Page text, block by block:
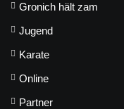
Gronich hält zam
Jugend
Karate
Online
Partner